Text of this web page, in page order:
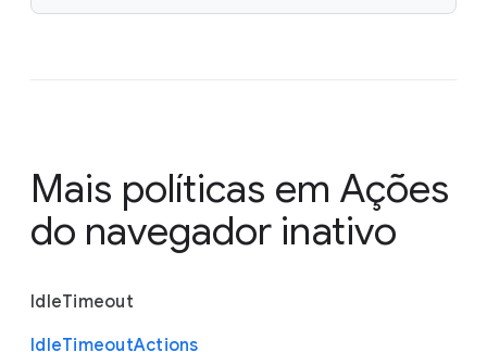
Mais políticas em Ações
do navegador inativo
IdleTimeout
IdleTimeoutActions